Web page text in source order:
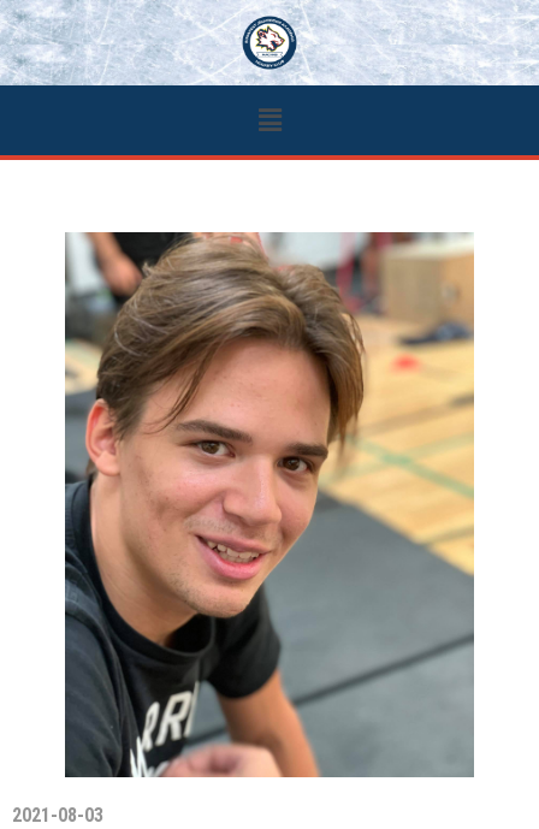
2021-08-03